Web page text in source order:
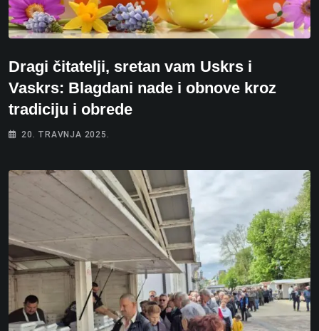
Dragi čitatelji, sretan vam Uskrs i
Vaskrs: Blagdani nade i obnove kroz
tradiciju i obrede
20. TRAVNJA 2025.